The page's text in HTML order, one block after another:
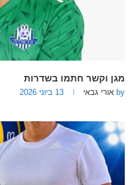
מגן וקשר חתמו בשדרות
by אורי גבאי 13 ביוני 2026